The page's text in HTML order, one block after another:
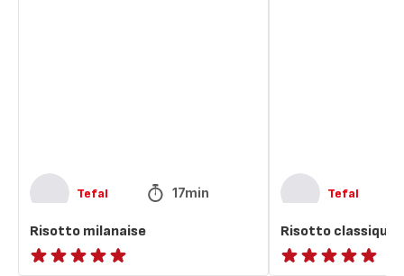
Tefal 17min
Risotto milanaise
ratings.NaN
Tefal
Risotto classique
ratings.NaN